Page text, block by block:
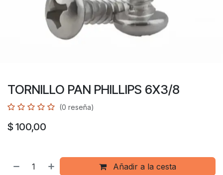
TORNILLO PAN PHILLIPS 6X3/8
(0 reseña)
$ 100,00
Añadir a la cesta